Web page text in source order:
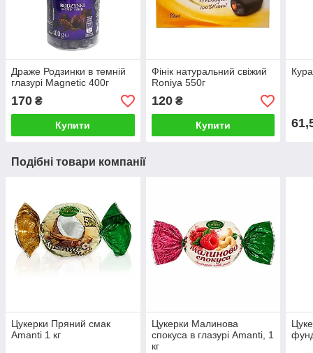
Драже Родзинки в темній
глазурі Magnetic 400г
170 ₴
Купити
Фінік натуральний свіжий
Roniya 550г
120₴
Купити
Подібні товари компанії
Цукерки Пряний смак
Amanti 1 кг
Цукерки Малинова
спокуса в глазурі Amanti, 1
кг